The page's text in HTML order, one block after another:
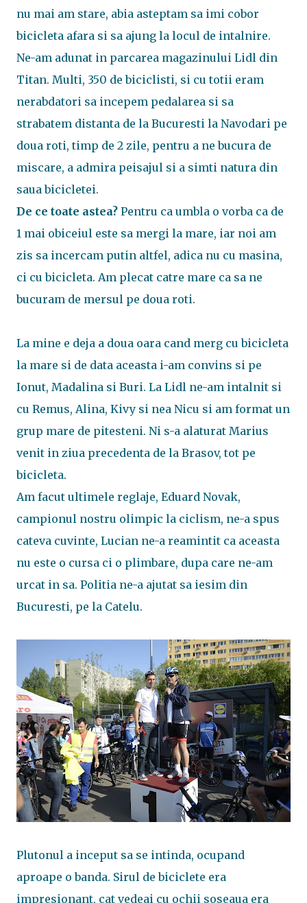
nu mai am stare, abia asteptam sa imi cobor
bicicleta afara si sa ajung la locul de intalnire.
Ne-am adunat in parcarea magazinului Lidl din
Titan. Multi, 350 de biciclisti, si cu totii eram
nerabdatori sa incepem pedalarea si sa
strabatem distanta de la Bucuresti la Navodari pe
doua roti, timp de 2 zile, pentru a ne bucura de
miscare, a admira peisajul si a simti natura din
saua bicicletei.
De ce toate astea? Pentru ca umbla o vorba ca de
1 mai obiceiul este sa mergi la mare, iar noi am
zis sa incercam putin altfel, adica nu cu masina,
ci cu bicicleta. Am plecat catre mare ca sa ne
bucuram de mersul pe doua roti.
La mine e deja a doua oara cand merg cu bicicleta
la mare si de data aceasta i-am convins si pe
Ionut, Madalina si Buri. La Lidl ne-am intalnit si
cu Remus, Alina, Kivy si nea Nicu si am format un
grup mare de pitesteni. Ni s-a alaturat Marius
venit in ziua precedenta de la Brasov, tot pe
bicicleta.
Am facut ultimele reglaje, Eduard Novak,
campionul nostru olimpic la ciclism, ne-a spus
cateva cuvinte, Lucian ne-a reamintit ca aceasta
nu este o cursa ci o plimbare, dupa care ne-am
urcat in sa. Politia ne-a ajutat sa iesim din
Bucuresti, pe la Catelu.
Plutonul a inceput sa se intinda, ocupand
aproape o banda. Sirul de biciclete era
impresionant, cat vedeai cu ochii soseaua era